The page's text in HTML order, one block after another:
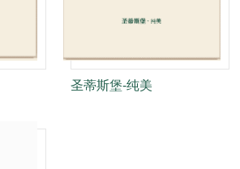
圣蒂斯堡-纯美